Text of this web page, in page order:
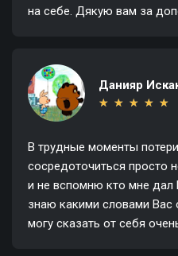
на себе. Дякую вам за
Данияр
★ ★ ★ ★ ★
★ ★ ★ ★ ★
В трудные моменты
сосредоточиться просто
и не вспомню кто мне дал
знаю какими словами Вас
могу сказать от себя